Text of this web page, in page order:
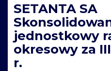
SETANTA SA
jednostkowy
okresowy za
r.